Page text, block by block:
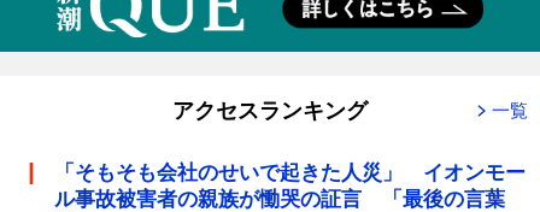
アクセスランキング 一覧
「そもそも会社のせいで起きた人災」 イオンモー
ル事故被害者の親族が慟哭の証言 「最後の言葉